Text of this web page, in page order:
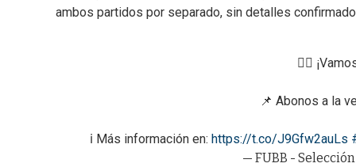
ambos partidos por separado, sin detalles
✊🏻
📌 Abonos a la
ℹ️ Más información en: https://t.co/J9Gfw2auLs
— FUBB -